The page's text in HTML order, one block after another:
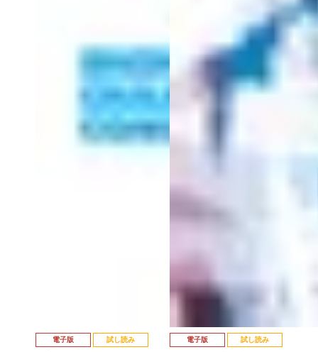
電子版 試し読み 電子版 試し読み